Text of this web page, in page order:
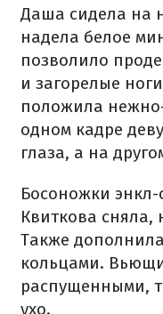
Даша сидела на
надела белое
позволило
и загорелые
положила
одном кадре
глаза, а на
Босоножки энкл-
Квиткова сняла,
Также
кольцами.
распущенными,
ухо.